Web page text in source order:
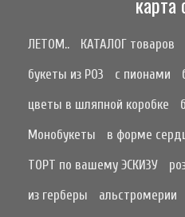
ЛЕТОМ.. КАТАЛОГ товаров
букеты из РОЗ
с пионами
цветы в шляпной коробке
Монобукеты
в форме
ТОРТ по вашему ЭСКИЗУ
из герберы
альстромерии